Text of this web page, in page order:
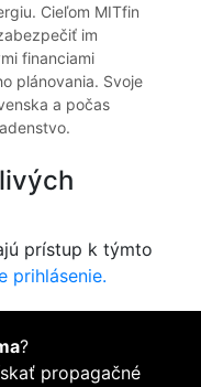
Cieľom MITfin
im
financiami
plánovania. Svoje
a počas
prístup k týmto
prihlásenie.
?
propagačné